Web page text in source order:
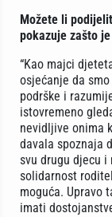
Možete li
pokazuje zašto
“Kao majci
osjećanje da
podrške i
istovremeno
nevidljive onima
davala spoznaja
svu drugu djecu
solidarnost
moguća. Upravo
imati